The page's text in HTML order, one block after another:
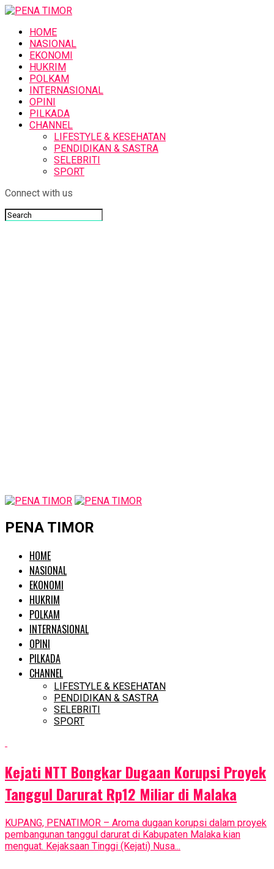
HOME
NASIONAL
EKONOMI
HUKRIM
POLKAM
INTERNASIONAL
OPINI
PILKADA
CHANNEL
LIFESTYLE & KESEHATAN
PENDIDIKAN & SASTRA
SELEBRITI
SPORT
Connect with us
PENA TIMOR
HOME
NASIONAL
EKONOMI
HUKRIM
POLKAM
INTERNASIONAL
OPINI
PILKADA
CHANNEL
LIFESTYLE & KESEHATAN
PENDIDIKAN & SASTRA
SELEBRITI
SPORT
Kejati NTT Bongkar Dugaan Korupsi Proyek
Tanggul Darurat Rp12 Miliar di Malaka
KUPANG, PENATIMOR – Aroma dugaan korupsi dalam proyek
pembangunan tanggul darurat di Kabupaten Malaka kian
menguat. Kejaksaan Tinggi (Kejati) Nusa...